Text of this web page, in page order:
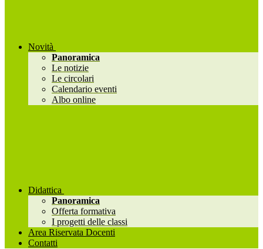
Novità
Panoramica
Le notizie
Le circolari
Calendario eventi
Albo online
Didattica
Panoramica
Offerta formativa
I progetti delle classi
Area Riservata Docenti
Contatti